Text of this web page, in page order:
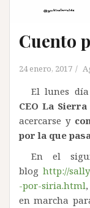
Cuento
24 enero, 2017
El lunes día
CEO La Sierra
acercarse y
por la que
En el
blog http://
-por-siria.html
en marcha